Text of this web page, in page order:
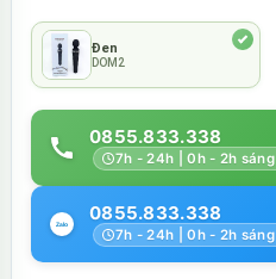
Đen
DOM2
0855.833.338
7h - 24h | 0h - 2h sáng
0855.833.338
7h - 24h | 0h - 2h sáng